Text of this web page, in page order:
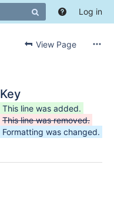
Log in
View Page
Key
This line was added.
This line was removed.
Formatting was changed.